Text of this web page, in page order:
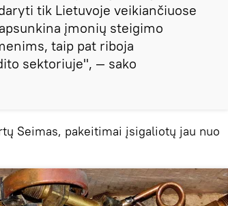
tik Lietuvoje veikiančiuose
įmonių steigimo
taip pat riboja
sektoriuje", — sako
Seimas, pakeitimai įsigaliotų jau nuo